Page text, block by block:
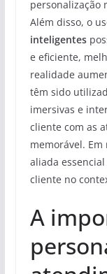
personalização
Além disso, o
inteligentes
e eficiente,
realidade
têm sido
imersivas e
cliente com as
memorável.
aliada
cliente no
A